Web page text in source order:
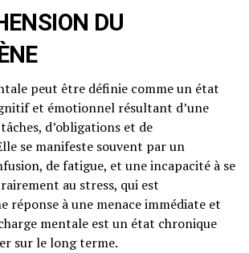
DU
peut être définie comme un état
et émotionnel résultant d’une
d’obligations et de
se manifeste souvent par un
de fatigue, et une incapacité à se
au stress, qui est
réponse à une menace immédiate et
mentale est un état chronique
sur le long terme.